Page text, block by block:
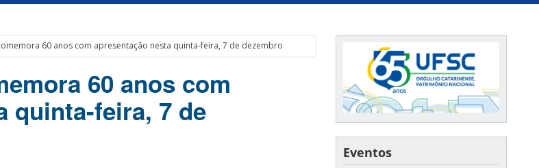
60 anos com apresentação nesta quinta-feira, 7 de dezembro
60 anos com
quinta-feira, 7 de
Eventos